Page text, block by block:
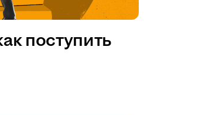
поступить